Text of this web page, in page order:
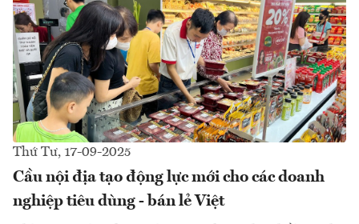
Thứ Tư, 17-09-2025
Cầu nội địa tạo động lực mới cho các doanh
nghiệp tiêu dùng - bán lẻ Việt